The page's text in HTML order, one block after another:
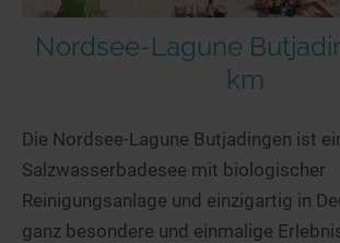
Nordsee-Lagune
km
Die Nordsee-Lagune Butjadingen ist
Salzwasserbadesee mit biologischer
Reinigungsanlage und einzigartig in
ganz besondere und einmalige